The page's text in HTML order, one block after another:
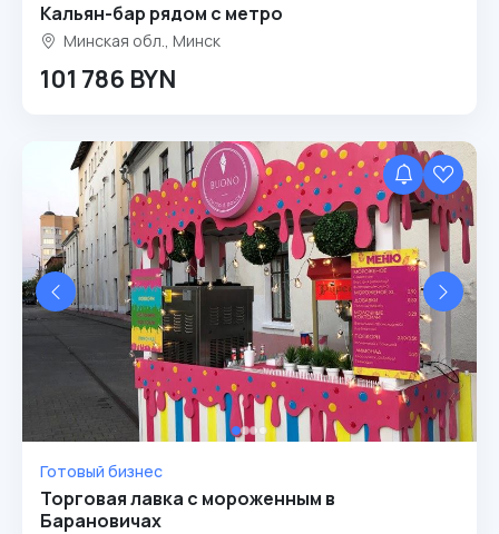
Кальян-бар рядом с метро
Минская обл., Минск
101 786 BYN
Готовый бизнес
Торговая лавка с мороженным в
Барановичах